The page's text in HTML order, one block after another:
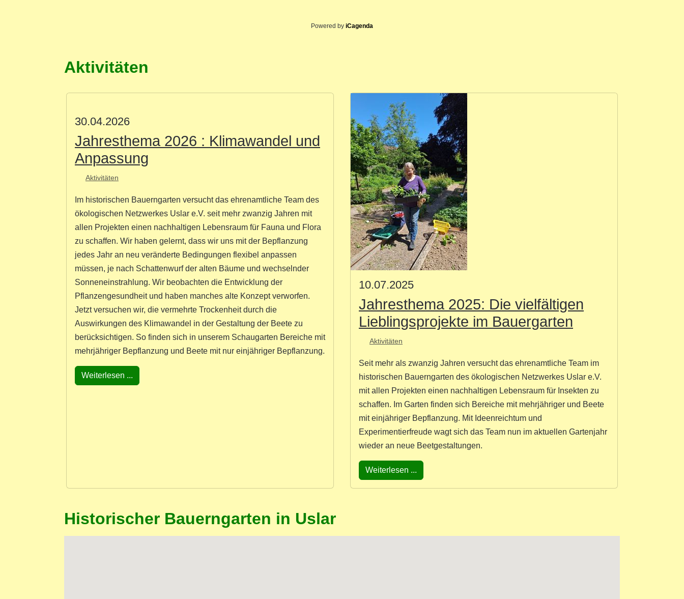
Powered by iCagenda
Aktivitäten
30.04.2026
Jahresthema 2026 : Klimawandel und
Anpassung
Aktivitäten
Im historischen Bauerngarten versucht das ehrenamtliche Team des
ökologischen Netzwerkes Uslar e.V. seit mehr zwanzig Jahren mit
allen Projekten einen nachhaltigen Lebensraum für Fauna und Flora
zu schaffen. Wir haben gelernt, dass wir uns mit der Bepflanzung
jedes Jahr an neu veränderte Bedingungen flexibel anpassen
müssen, je nach Schattenwurf der alten Bäume und wechselnder
Sonneneinstrahlung. Wir beobachten die Entwicklung der
Pflanzengesundheit und haben manches alte Konzept verworfen.
Jetzt versuchen wir, die vermehrte Trockenheit durch die
Auswirkungen des Klimawandel in der Gestaltung der Beete zu
berücksichtigen. So finden sich in unserem Schaugarten Bereiche mit
mehrjähriger Bepflanzung und Beete mit nur einjähriger Bepflanzung.
Weiterlesen ...
10.07.2025
Jahresthema 2025: Die vielfältigen
Lieblingsprojekte im Bauergarten
Aktivitäten
Seit mehr als zwanzig Jahren versucht das ehrenamtliche Team im
historischen Bauerngarten des ökologischen Netzwerkes Uslar e.V.
mit allen Projekten einen nachhaltigen Lebensraum für Insekten zu
schaffen. Im Garten finden sich Bereiche mit mehrjähriger und Beete
mit einjähriger Bepflanzung. Mit Ideenreichtum und
Experimentierfreude wagt sich das Team nun im aktuellen Gartenjahr
wieder an neue Beetgestaltungen.
Weiterlesen ...
Historischer Bauerngarten in Uslar